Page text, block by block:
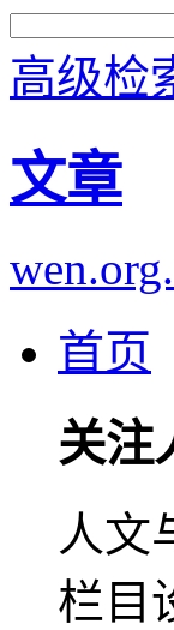
高级检
文章
首页
关注
人文
栏目